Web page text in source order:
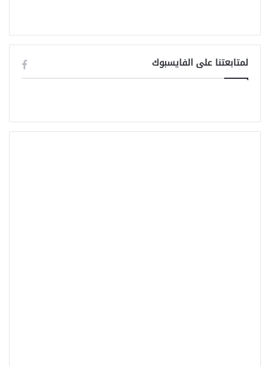
لمتابعتنا على الفايسبوك